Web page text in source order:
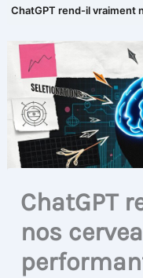
ChatGPT rend-il vraiment
ChatGPT
nos